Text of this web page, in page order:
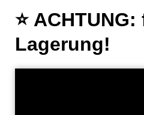
⭐️
Lagerung!